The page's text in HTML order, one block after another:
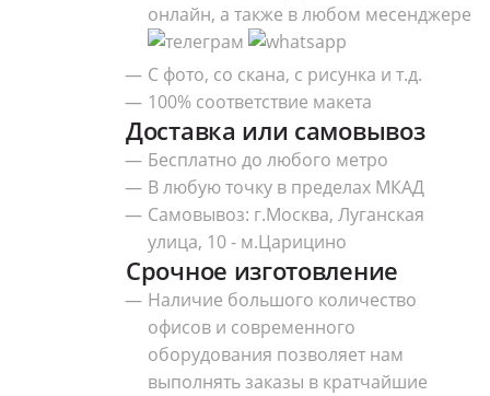
онлайн, а также в любом месенджере
С фото, со скана, с рисунка и т.д.
100% соответствие макета
Доставка или самовывоз
Бесплатно до любого метро
В любую точку в пределах МКАД
Самовывоз: г.Москва, Луганская
улица, 10 - м.Царицино
Срочное изготовление
Наличие большого количество
офисов и современного
оборудования позволяет нам
выполнять заказы в кратчайшие